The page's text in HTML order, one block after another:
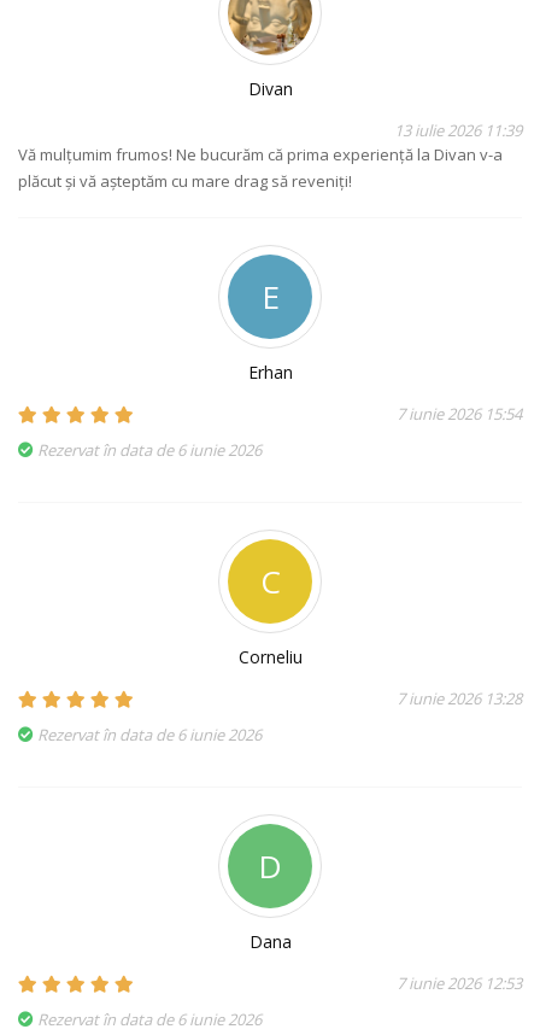
Divan
13 iulie 2026 11:39
Vă mulțumim frumos! Ne bucurăm că prima experiență la Divan v-a
plăcut și vă așteptăm cu mare drag să reveniți!
E
Erhan
7 iunie 2026 15:54
Rezervat în data de 6 iunie 2026
C
Corneliu
7 iunie 2026 13:28
Rezervat în data de 6 iunie 2026
D
Dana
7 iunie 2026 12:53
Rezervat în data de 6 iunie 2026